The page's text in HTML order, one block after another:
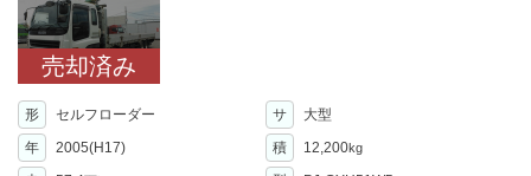
売却済み
形 セルフローダー サ
大型
年
2005(H17) 積 12,200kg